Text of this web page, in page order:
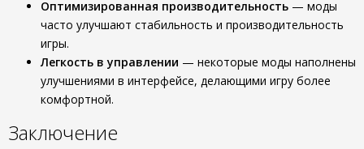
Оптимизированная производительность — моды
часто улучшают стабильность и производительность
игры.
Легкость в управлении — некоторые моды наполнены
улучшениями в интерфейсе, делающими игру более
комфортной.
Заключение